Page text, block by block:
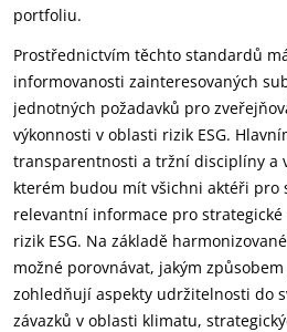
portfoliu.
Prostřednictvím těchto standardů
informovanosti zainteresovaných
jednotných požadavků pro
výkonnosti v oblasti rizik ESG.
transparentnosti a tržní disciplíny a
kterém budou mít všichni aktéři pro
relevantní informace pro
rizik ESG. Na základě
možné porovnávat, jakým
zohledňují aspekty udržitelnosti do
závazků v oblasti klimatu,